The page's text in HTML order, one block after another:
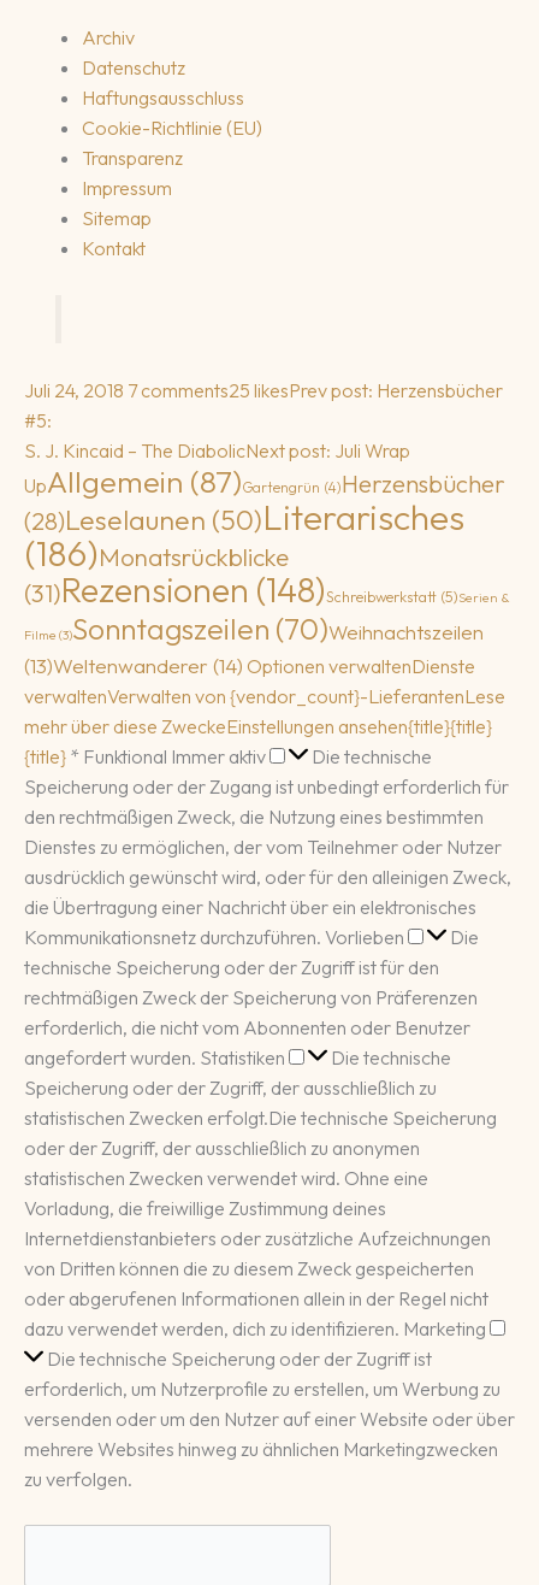
Archiv
Datenschutz
Haftungsausschluss
Cookie-Richtlinie (EU)
Transparenz
Impressum
Sitemap
Kontakt
Juli 24, 2018 7 comments25 likesPrev post: Herzensbücher
#5:
S. J. Kincaid – The DiabolicNext post: Juli Wrap
UpAllgemein (87)Gartengrün (4)Herzensbücher
(28)Leselaunen (50)Literarisches
(186)Monatsrückblicke
(31)Rezensionen (148)Schreibwerkstatt (5)Serien &
Filme (3)Sonntagszeilen (70)Weihnachtszeilen
(13)Weltenwanderer (14) Optionen verwaltenDienste
verwaltenVerwalten von {vendor_count}-LieferantenLese
mehr über diese ZweckeEinstellungen ansehen{title}{title}
{title} * Funktional Immer aktiv Funktional
Die technische
Speicherung oder der Zugang ist unbedingt erforderlich für
den rechtmäßigen Zweck, die Nutzung eines bestimmten
Dienstes zu ermöglichen, der vom Teilnehmer oder Nutzer
ausdrücklich gewünscht wird, oder für den alleinigen Zweck,
die Übertragung einer Nachricht über ein elektronisches
Kommunikationsnetz durchzuführen. Vorlieben Vorlieben
Die
technische Speicherung oder der Zugriff ist für den
rechtmäßigen Zweck der Speicherung von Präferenzen
erforderlich, die nicht vom Abonnenten oder Benutzer
angefordert wurden. Statistiken Statistiken
Die technische
Speicherung oder der Zugriff, der ausschließlich zu
statistischen Zwecken erfolgt.Die technische Speicherung
oder der Zugriff, der ausschließlich zu anonymen
statistischen Zwecken verwendet wird. Ohne eine
Vorladung, die freiwillige Zustimmung deines
Internetdienstanbieters oder zusätzliche Aufzeichnungen
von Dritten können die zu diesem Zweck gespeicherten
oder abgerufenen Informationen allein in der Regel nicht
dazu verwendet werden, dich zu identifizieren. Marketing
Die technische Speicherung oder der Zugriff ist
erforderlich, um Nutzerprofile zu erstellen, um Werbung zu
versenden oder um den Nutzer auf einer Website oder über
mehrere Websites hinweg zu ähnlichen Marketingzwecken
zu verfolgen.